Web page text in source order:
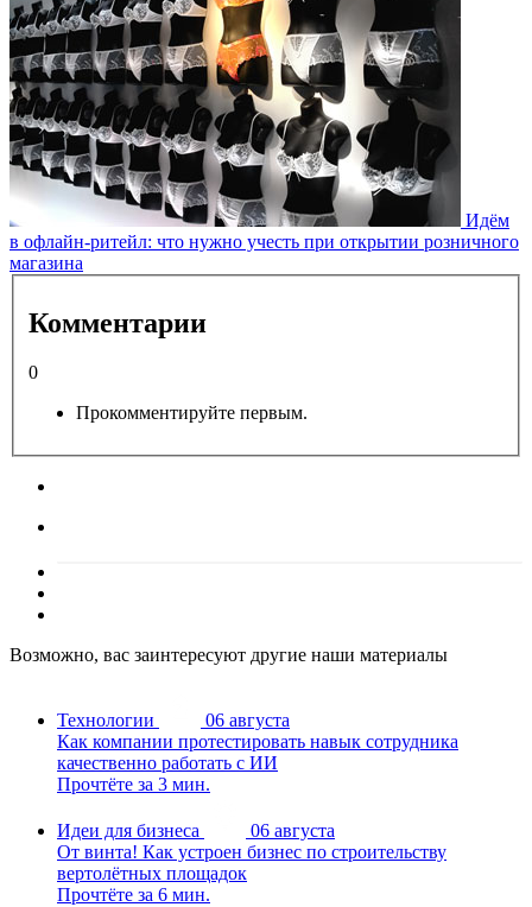
Идём
в офлайн-ритейл: что нужно учесть при открытии розничного
магазина
Комментарии
0
Прокомментируйте первым.
Возможно, вас заинтересуют другие наши материалы
Технологии
06 августа
Как компании протестировать навык сотрудника
качественно работать с ИИ
Прочтёте за 3 мин.
Идеи для бизнеса
06 августа
От винта! Как устроен бизнес по строительству
вертолётных площадок
Прочтёте за 6 мин.